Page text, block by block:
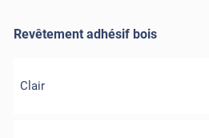
Revêtement adhésif bois
Clair